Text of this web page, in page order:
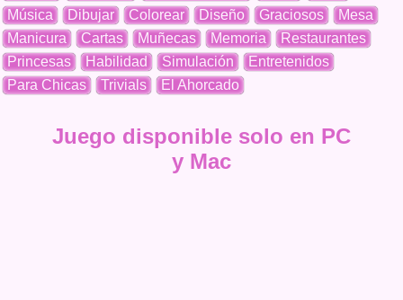
Música
Dibujar Colorear Diseño Graciosos
Mesa
Manicura
Cartas Muñecas Memoria
Restaurantes
Princesas
Habilidad Simulación
Entretenidos
Para Chicas
Trivials El Ahorcado
Juego disponible solo en PC
y Mac